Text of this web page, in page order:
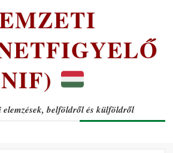
belföldről és külföldről